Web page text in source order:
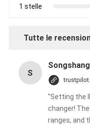
1 stelle
Tutte le
S
Songshang
"Setting the
changer!
ranges, and